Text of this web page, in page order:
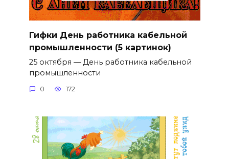
Гифки День работника кабельной
промышленности (5 картинок)
25 октября — День работника кабельной
промышленности
0 172